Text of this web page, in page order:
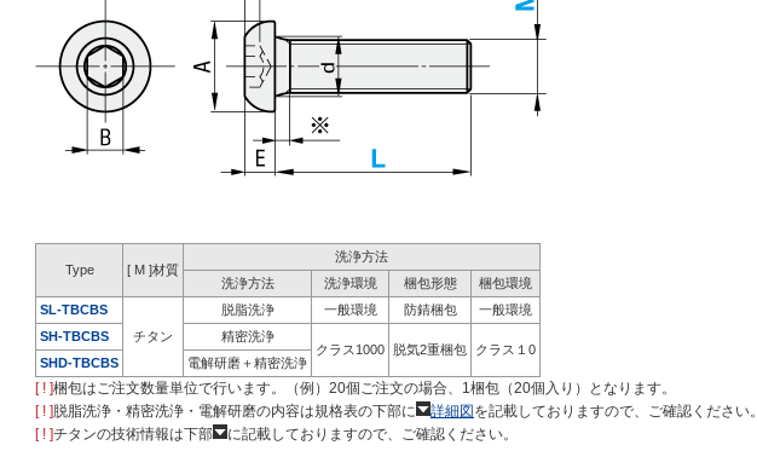
Type [ M ]材質
洗浄方法
洗浄方法
洗浄環境 梱包形態
梱包環境
SL-TBCBS
チタン
脱脂洗浄 一般環境 防錆梱包
一般環境
SH-TBCBS
精密洗浄
クラス1000
脱気2重梱包
クラス１0
SHD-TBCBS
電解研磨＋精密洗浄
[ ! ]梱包はご注文数量単位で行います。（例）20個ご注文の場合、1梱包（20個入り）となります。
[ ! ] 脱脂洗浄・精密洗浄・電解研磨の内容は規格表の下部に 詳細図 を記載しておりますので、ご確認ください。
[ ! ]チタンの技術情報は下部 に記載しておりますので、ご確認ください。